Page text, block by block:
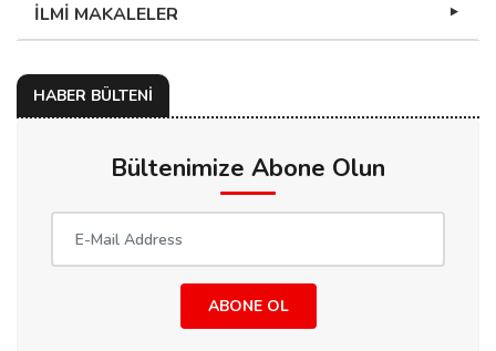
İLMİ MAKALELER
HABER BÜLTENİ
Bültenimize Abone Olun
ABONE OL